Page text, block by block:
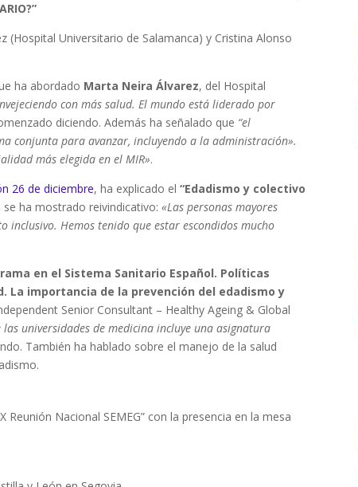
(Hospital Universitario de Salamanca) y Cristina Alonso
ha abordado Marta Neira Álvarez, del Hospital
con más salud. El mundo está liderado por
diciendo. Además ha señalado que “el
conjunta para avanzar, incluyendo a la administración».
más elegida en el MIR».
26 de diciembre, ha explicado el“Edadismo y colectivo
se ha mostrado reivindicativo:«Las personas mayores
inclusivo. Hemos tenido que estar escondidos mucho
en el Sistema Sanitario Español. Políticas
importancia de la prevención del edadismo y
Senior Consultant – Healthy Ageing & Global
las universidades de medicina incluye una asignatura
También ha hablado sobre el manejo de la salud
Nacional SEMEG” con la presencia en la mesa